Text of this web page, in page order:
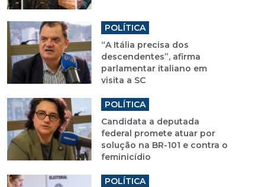
POLÍTICA
“A Itália precisa dos
descendentes”, afirma
parlamentar italiano em
visita a SC
POLÍTICA
Candidata a deputada
federal promete atuar por
solução na BR-101 e contra o
feminicídio
POLÍTICA